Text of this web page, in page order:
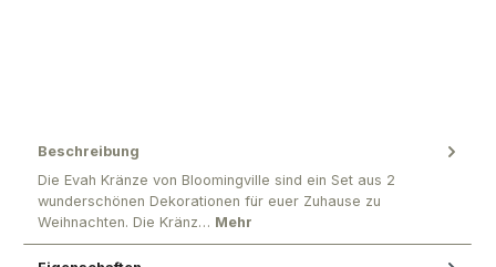
Beschreibung
Die Evah Kränze von Bloomingville sind ein Set aus 2
wunderschönen Dekorationen für euer Zuhause zu
Weihnachten. Die Kränz… Mehr